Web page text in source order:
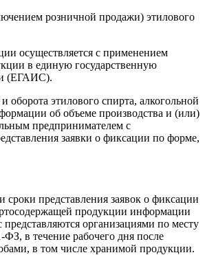
розничной продажи) этилового
осуществляется с применением
в единую государственную
(ЕГАИС).
этилового спирта, алкогольной
об объеме производства и (или)
предпринимателем с
заявки о фиксации по форме,
представления заявок о фиксации
продукции информации
организациями по месту
в течение рабочего дня после
в том числе хранимой продукции.